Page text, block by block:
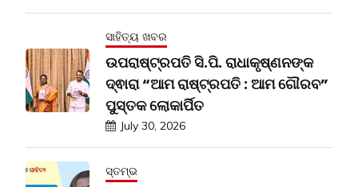
ସାହିତ୍ୟ ଖବର
ଉପରାଷ୍ଟ୍ରପତି ସି.ପି. ରାଧାକୃଷ୍ଣନଙ୍କ
ଦ୍ଵାରା “ଆମ ରାଷ୍ଟ୍ରପତି : ଆମ ଗୌରବ”
ପୁସ୍ତକ ଲୋକାର୍ପିତ
July 30, 2026
ସ୍ତମ୍ଭ